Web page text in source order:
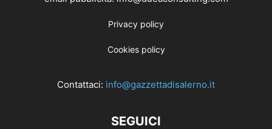
Privacy policy
Cookies policy
Contattaci: info@gazzettadisalerno.it
SEGUICI